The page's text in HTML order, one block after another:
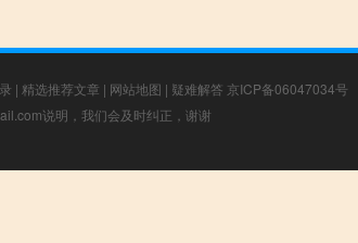
| 精选推荐文章 | 网站地图 | 疑难解答 京ICP备06047034号
说明，我们会及时纠正，谢谢